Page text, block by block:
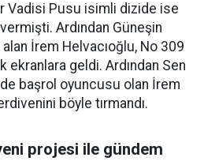
Vadisi Pusu isimli dizide ise
Ardından Güneşin
İrem Helvacıoğlu, No 309
ekranlara geldi. Ardından Sen
başrol oyuncusu olan İrem
böyle tırmandı.
projesi ile gündem